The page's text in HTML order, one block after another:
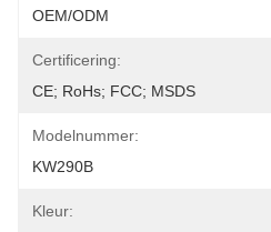
OEM/ODM
Certificering:
CE; RoHs; FCC; MSDS
Modelnummer:
KW290B
Kleur: